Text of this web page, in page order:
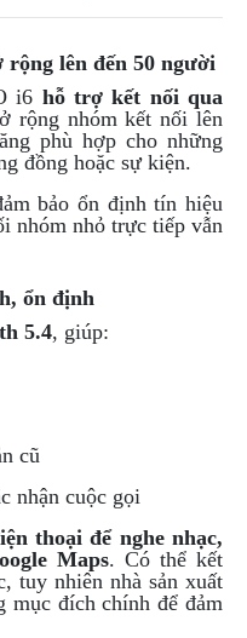
lên đến 50 người
i6 hỗ trợ kết nối qua
rộng nhóm kết nối lên
phù hợp cho những
đồng hoặc sự kiện.
bảo ổn định tín hiệu
nhóm nhỏ trực tiếp vẫn
ổn định
5.4, giúp:
cũ
nhận cuộc gọi
thoại để nghe nhạc,
Maps. Có thể kết
tuy nhiên nhà sản xuất
mục đích chính để đảm